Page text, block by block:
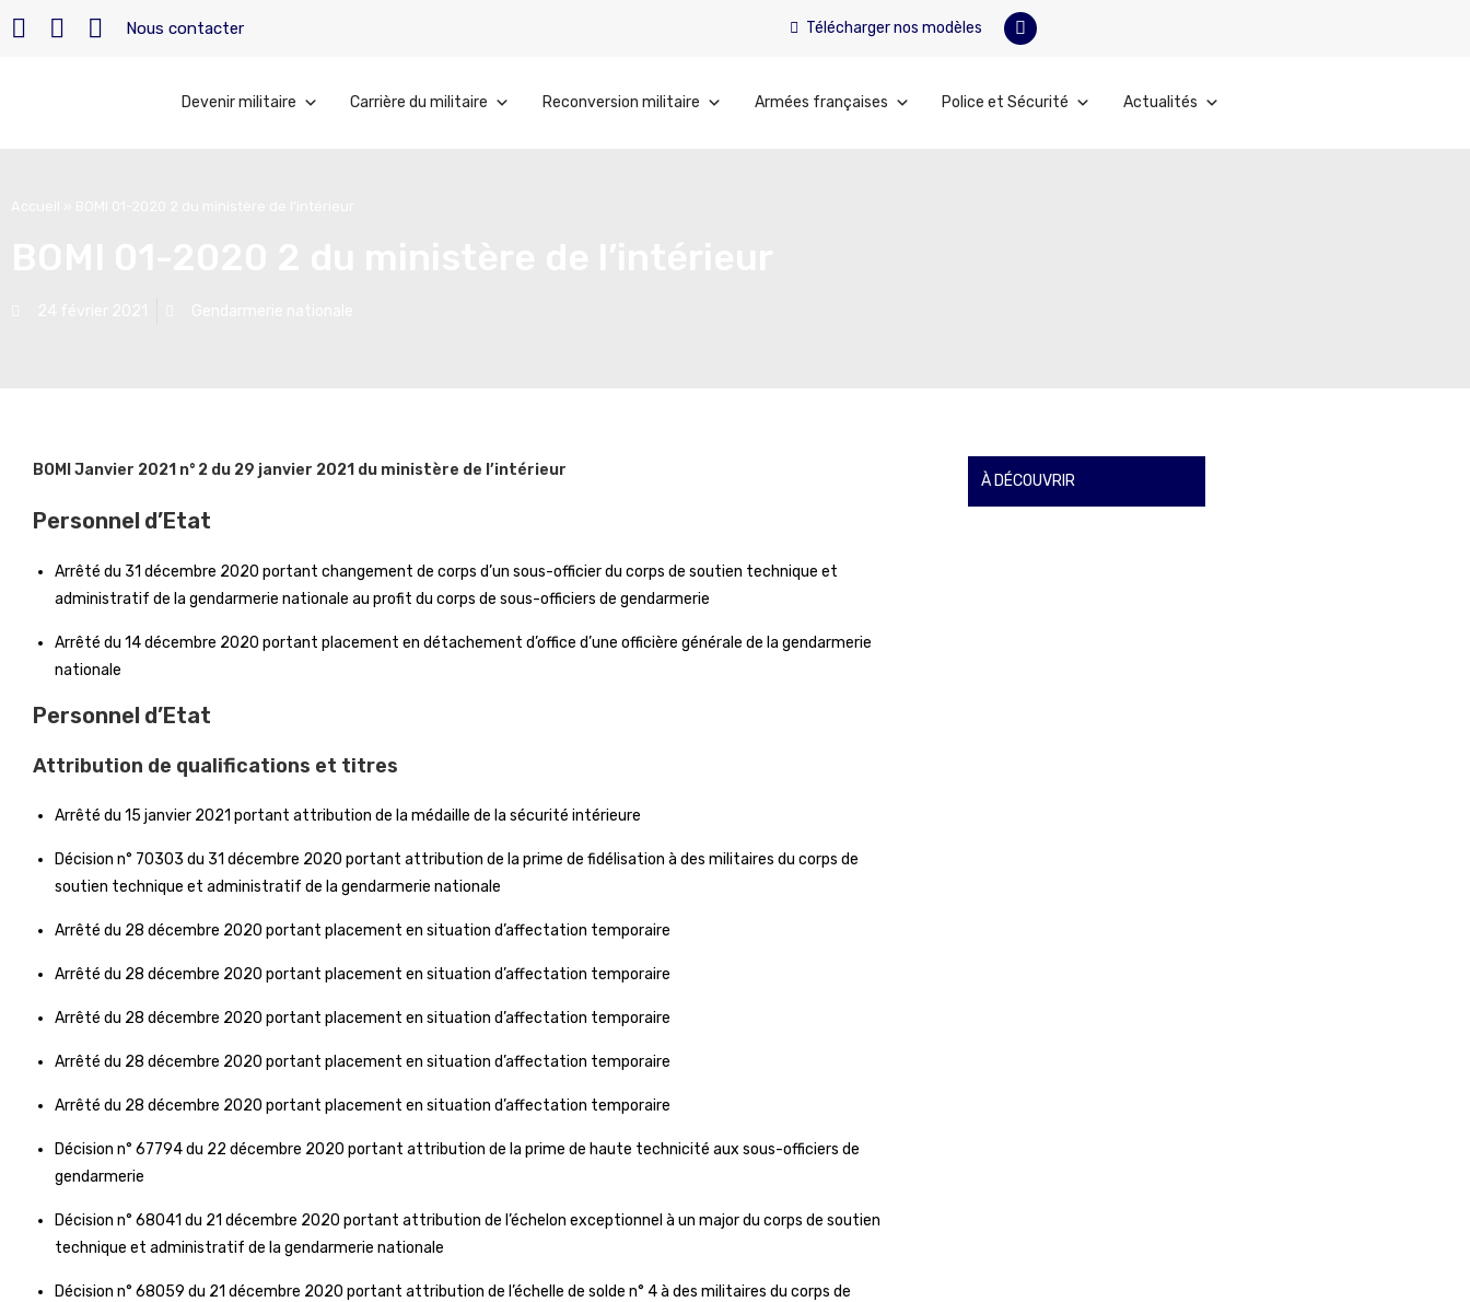
Nous contacter Télécharger nos modèles
Devenir militaire Carrière du militaire Reconversion militaire Armées françaises Police et Sécurité Actualités
BOMI Janvier 2021 n° 2 du 29 janvier 2021 du ministère de l’intérieur
Personnel d’Etat
Arrêté du 31 décembre 2020 portant changement de corps d’un sous-officier du corps de soutien technique et
administratif de la gendarmerie nationale au profit du corps de sous-officiers de gendarmerie
Arrêté du 14 décembre 2020 portant placement en détachement d’office d’une officière générale de la gendarmerie
nationale
Personnel d’Etat
Attribution de qualifications et titres
Arrêté du 15 janvier 2021 portant attribution de la médaille de la sécurité intérieure
Décision n° 70303 du 31 décembre 2020 portant attribution de la prime de fidélisation à des militaires du corps de
soutien technique et administratif de la gendarmerie nationale
Arrêté du 28 décembre 2020 portant placement en situation d’affectation temporaire
Arrêté du 28 décembre 2020 portant placement en situation d’affectation temporaire
Arrêté du 28 décembre 2020 portant placement en situation d’affectation temporaire
Arrêté du 28 décembre 2020 portant placement en situation d’affectation temporaire
Arrêté du 28 décembre 2020 portant placement en situation d’affectation temporaire
Décision n° 67794 du 22 décembre 2020 portant attribution de la prime de haute technicité aux sous-officiers de
gendarmerie
Décision n° 68041 du 21 décembre 2020 portant attribution de l’échelon exceptionnel à un major du corps de soutien
technique et administratif de la gendarmerie nationale
Décision n° 68059 du 21 décembre 2020 portant attribution de l’échelle de solde n° 4 à des militaires du corps de
À DÉCOUVRIR